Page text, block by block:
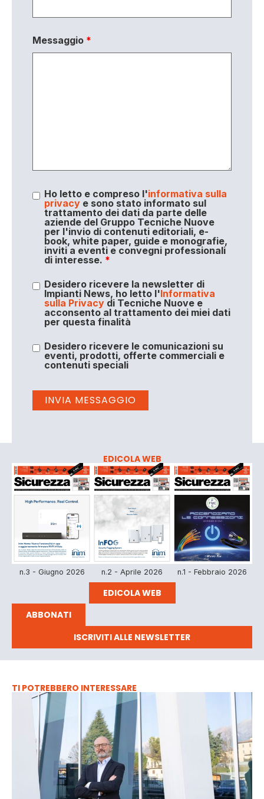
Messaggio *
Ho letto e compreso l'informativa sulla
privacye sono stato informato sul
trattamento dei dati da parte delle
aziende del Gruppo Tecniche Nuove
per l'invio di contenuti editoriali, e-
book, white paper, guide e monografie,
inviti a eventi e convegni professionali
di interesse. *
Desidero ricevere la newsletter di
Impianti News, ho letto l'Informativa
sulla Privacydi Tecniche Nuove e
acconsento al trattamento dei miei dati
per questa finalità
Desidero ricevere le comunicazioni su
eventi, prodotti, offerte commerciali e
contenuti speciali
EDICOLA WEB
n.3 - Giugno 2026 n.2 - Aprile 2026 n.1 - Febbraio 2026
EDICOLA WEB
ABBONATI
ISCRIVITI ALLE NEWSLETTER
TI POTREBBERO INTERESSARE